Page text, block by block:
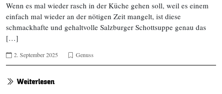
Wenn es mal wieder rasch in der Küche gehen soll, weil es einem
einfach mal wieder an der nötigen Zeit mangelt, ist diese
schmackhafte und gehaltvolle Salzburger Schottsuppe genau das
[…]
2. September 2025 Genuss
Weiterlesen